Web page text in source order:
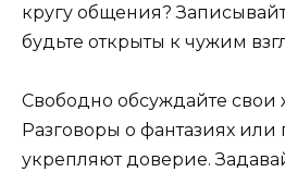
кругу общения?
будьте открыты к чужим
Свободно обсуждайте свои
Разговоры о фантазиях или
укрепляют доверие.